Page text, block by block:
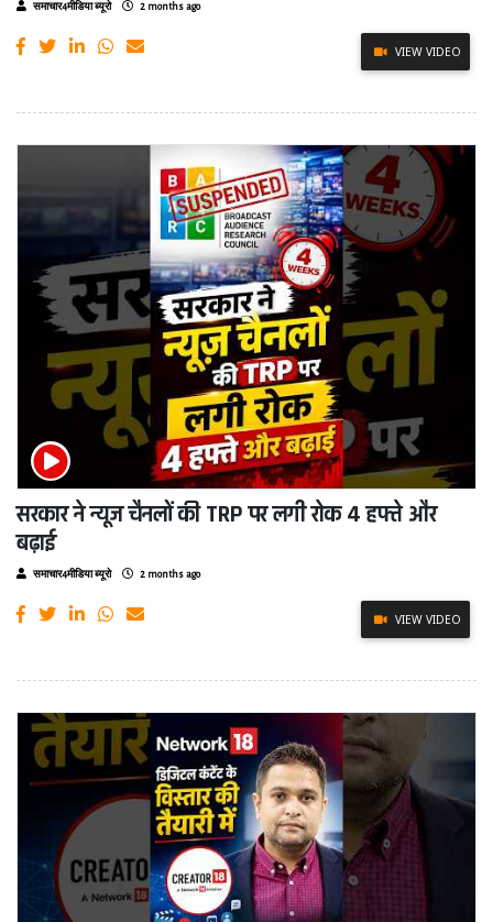
समाचार4मीडिया ब्यूरो 2 months ago
VIEW VIDEO
सरकार ने न्यूज चैनलों की TRP पर लगी रोक 4 हफ्ते और
बढ़ाई
समाचार4मीडिया ब्यूरो 2 months ago
VIEW VIDEO